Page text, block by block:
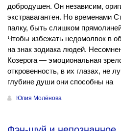
добродушен. Он независим,
экстравагантен. Но временами
палку, быть слишком
Чтобы избежать недомолвок в
на знак зодиака людей.
Козерога — эмоциональная
откровенность, в их глазах, не
глубине души они способны на
Юлия Молёнова